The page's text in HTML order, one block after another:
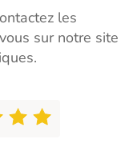
les
sur notre site